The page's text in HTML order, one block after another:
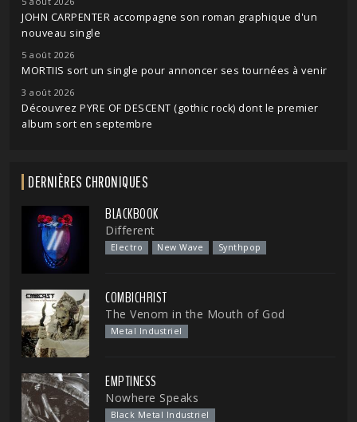
JOHN CARPENTER accompagne son roman graphique d'un
nouveau single
5 août 2026
MORTIIS sort un single pour annoncer ses tournées à venir
3 août 2026
Découvrez PYRE OF DESCENT (gothic rock) dont le premier
album sort en septembre
DERNIÈRES CHRONIQUES
BLACKBOOK
Different
Electro New Wave Synthpop
COMBICHRIST
The Venom in the Mouth of God
Metal Industriel
EMPTINESS
Nowhere Speaks
Black Metal Industriel